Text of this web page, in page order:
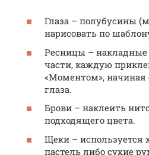
Глаза – полубусины
нарисовать по
Ресницы – накладные
части, каждую
«Моментом», начиная
глаза.
Брови – наклеить
подходящего цвета.
Щеки – используется
пастель либо сухие